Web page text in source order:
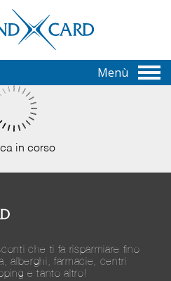
Menù
in corso
che ti fa risparmiare fino
alberghi, farmacie, centri
e tanto altro!